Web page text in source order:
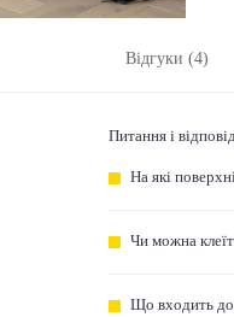
Відгуки (4)
Питання і
На які
Чи можна
Що входить до